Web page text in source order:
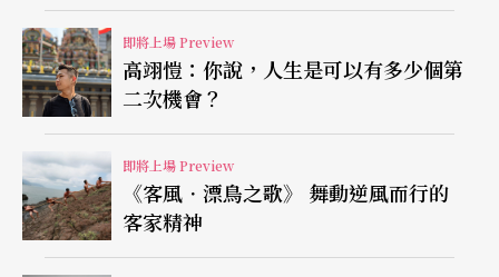
深度思維與寬闊視野更是這個計畫最重要的無形資
產，成為巡迴世界許多國家、傳達他們理念的重要
基礎。在睽違台灣四年後，馬友友與「絲路合奏
團」將呈現各民族間交流特性的樂曲。《絲路組
曲》是由《傑翠爾》、《夜思》、《編織》與《千
馬奔騰》等文化傳統迥異的四首樂曲所融會而成。
其他還包括訴說著千百年伊朗拜火古廟的雅各森
即將上場 Preview
高翊愷：你說，人生是可以有多少個第
二次機會？
即將上場 Preview
《客風．漂鳥之歌》 舞動逆風而行的
客家精神